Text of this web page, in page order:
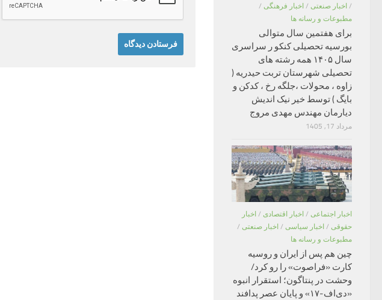
/ اخبار صنعتی / اخبار فرهنگی /
مطبوعات و رسانه ها
برای هفتمین سال متوالی
بورسیه تحصیلی کنکو ر سراسری
سال ۱۴۰۵ همه رشته های
تحصیلی شهرستان تربت حیدریه (
زاوه ، محولات ،جلگه رخ ، کدکن و
بایگ ) توسط خیر نیک اندیش
دیارمان مهندس مهدی مروج
مرداد 17, 1405
اخبار اجتماعی / اخبار اقتصادی / اخبار
حقوقی / اخبار سیاسی / اخبار صنعتی /
مطبوعات و رسانه ها
چین هم پس از ایران و روسیه
کارت «فراصوت» را رو کرد/
وحشت در پنتاگون؛ استقرار انبوه
«دی‌اف‑۱۷» و پایان عصر پدافند